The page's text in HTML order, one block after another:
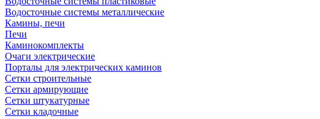
Водосточные системы металлические
Камины, печи
Печи
Каминокомплекты
Очаги электрические
Порталы для электрических каминов
Сетки строительные
Сетки армирующие
Сетки штукатурные
Сетки кладочные